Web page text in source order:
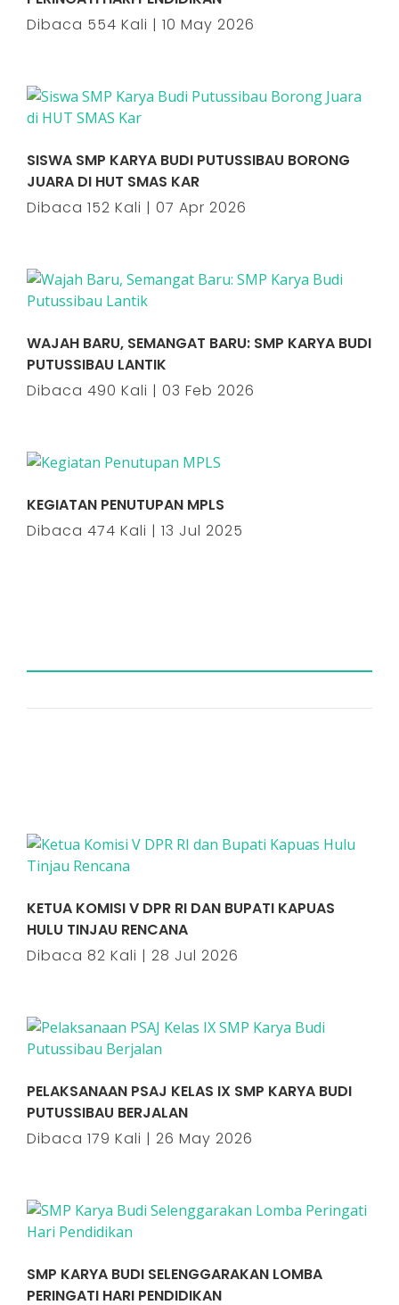
Dibaca 554 Kali | 10 May 2026
SISWA SMP KARYA BUDI PUTUSSIBAU BORONG
JUARA DI HUT SMAS KAR
Dibaca 152 Kali | 07 Apr 2026
WAJAH BARU, SEMANGAT BARU: SMP KARYA BUDI
PUTUSSIBAU LANTIK
Dibaca 490 Kali | 03 Feb 2026
KEGIATAN PENUTUPAN MPLS
Dibaca 474 Kali | 13 Jul 2025
KETUA KOMISI V DPR RI DAN BUPATI KAPUAS
HULU TINJAU RENCANA
Dibaca 82 Kali | 28 Jul 2026
PELAKSANAAN PSAJ KELAS IX SMP KARYA BUDI
PUTUSSIBAU BERJALAN
Dibaca 179 Kali | 26 May 2026
SMP KARYA BUDI SELENGGARAKAN LOMBA
PERINGATI HARI PENDIDIKAN